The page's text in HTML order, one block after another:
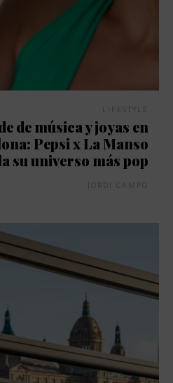
LIFESTYLE
de música y joyas en
Pepsi x La Manso
su universo más pop
JORDI CAMPO